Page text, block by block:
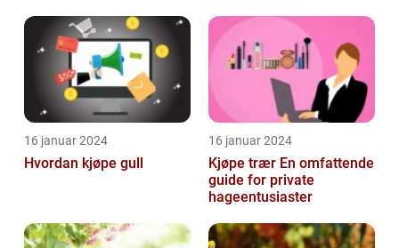
16 januar 2024
Hvordan kjøpe gull
16 januar 2024
Kjøpe trær En omfattende
guide for private
hageentusiaster